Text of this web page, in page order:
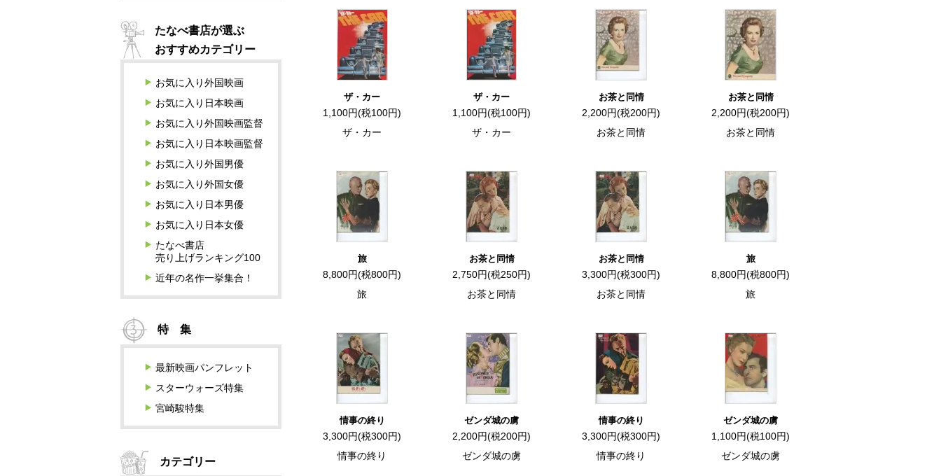
ザ・カー
1,100円(税100円)
ザ・カー
ザ・カー
1,100円(税100円)
ザ・カー
お茶と同情
2,200円(税200円)
お茶と同情
お茶と同情
2,200円(税200円)
お茶と同情
旅
8,800円(税800円)
旅
お茶と同情
2,750円(税250円)
お茶と同情
お茶と同情
3,300円(税300円)
お茶と同情
旅
8,800円(税800円)
旅
情事の終り
3,300円(税300円)
情事の終り
ゼンダ城の虜
2,200円(税200円)
ゼンダ城の虜
情事の終り
3,300円(税300円)
情事の終り
ゼンダ城の虜
1,100円(税100円)
ゼンダ城の虜
たなべ書店が選ぶ
おすすめカテゴリー
お気に入り外国映画
お気に入り日本映画
お気に入り外国映画監督
お気に入り日本映画監督
お気に入り外国男優
お気に入り外国女優
お気に入り日本男優
お気に入り日本女優
たなべ書店
売り上げランキング100
近年の名作一挙集合！
特 集
最新映画パンフレット
スターウォーズ特集
宮崎駿特集
カテゴリー